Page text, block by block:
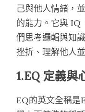
己與他人情緒，
的能力。它與 IQ
們思考邏輯與知
挫折、理解他人
1.EQ 定義與
EQ的英文全稱